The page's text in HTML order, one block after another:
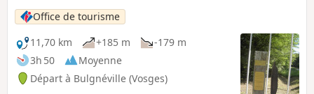
Office de tourisme
11,70 km
+185 m
-179 m
3h 50
Moyenne
Départ à Bulgnéville (Vosges)